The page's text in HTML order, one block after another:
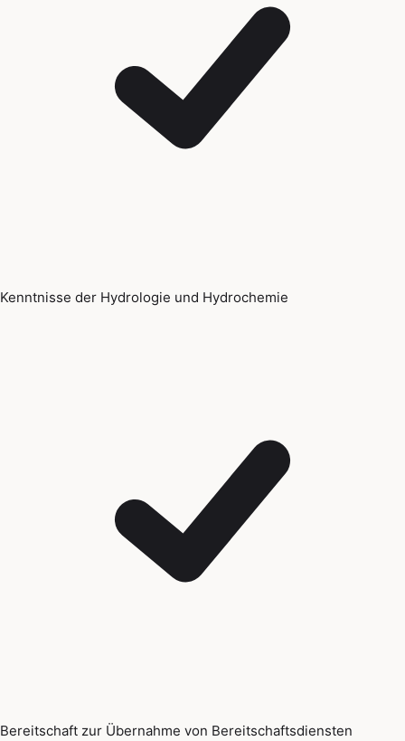
Kenntnisse der Hydrologie und Hydrochemie
Bereitschaft zur Übernahme von Bereitschaftsdiensten